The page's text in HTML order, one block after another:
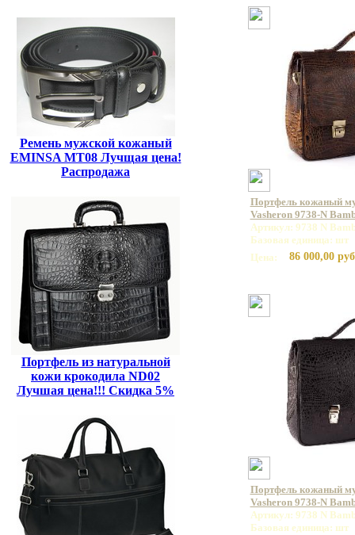
Ремень мужской кожаный
EMINSA MT08 Лучщая цена!
Распродажа
Портфель из натуральной
кожи крокодила ND02
Лучшая цена!!! Скидка 5%
Портфель кожаный
Vasheron 9738-N
Артикул: 9738 N
Базовая единица: шт
Цена:
86 000,00
Портфель кожаный
Vasheron 9738-N
Артикул: 9738 N
Базовая единица: шт